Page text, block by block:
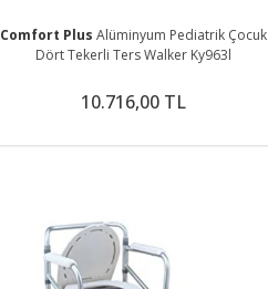
Comfort Plus Alüminyum Pediatrik Çocuk
Dört Tekerli Ters Walker Ky963l
10.716,00 TL